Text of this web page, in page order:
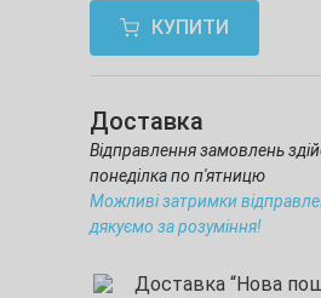
КУПИТИ
Доставка
Відправлення замовлень
понеділка по п'ятницю
Можливі затримки
дякуємо за розуміння!
Доставка “Нова